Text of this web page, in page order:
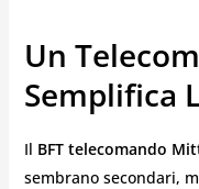
Un
Semplifica
Il BFT telecomando
sembrano secondari,